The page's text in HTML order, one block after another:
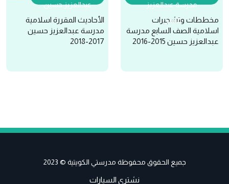
مدرسة عبدالعزيز
حسين
مخططات وتشجيرات
اسلامية الصف السابع مدرسة
عبدالعزيز حسين 2015-2016
عبدالعزيز حسين
الأحاديث المقررة اسلامية
مدرسة عبدالعزيز حسين
2017-2018
جميع الحقوق محفوظة مدرستي الكويتية © 2023
نشتري السيارات